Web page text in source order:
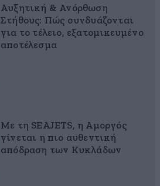
Αυξητική & Ανόρθωση
Στήθους: Πώς συνδυάζονται
για το τέλειο, εξατομικευμένο
αποτέλεσμα
Με τη SEAJETS, η Αμοργός
γίνεται η πιο αυθεντική
απόδραση των Κυκλάδων